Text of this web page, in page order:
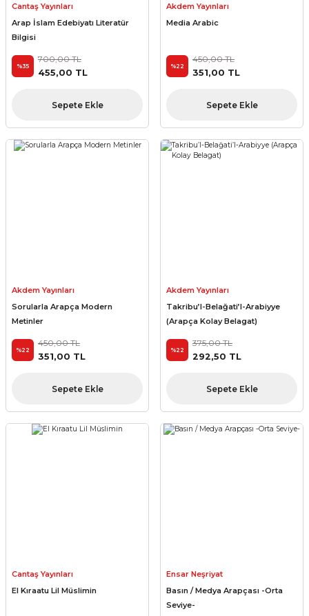
Cantaş Yayınları
Arap İslam Edebiyatı Literatür
Bilgisi
%35
700,00 TL
455,00 TL
Sepete Ekle
Akdem Yayınları
Media Arabic
%22
450,00 TL
351,00 TL
Sepete Ekle
Akdem Yayınları
Sorularla Arapça Modern
Metinler
%22
450,00 TL
351,00 TL
Sepete Ekle
Akdem Yayınları
Takribu’l-Belağati’l-Arabiyye
(Arapça Kolay Belagat)
%22
375,00 TL
292,50 TL
Sepete Ekle
Cantaş Yayınları
El Kıraatu Lil Müslimin
Ensar Neşriyat
Basın / Medya Arapçası -Orta
Seviye-